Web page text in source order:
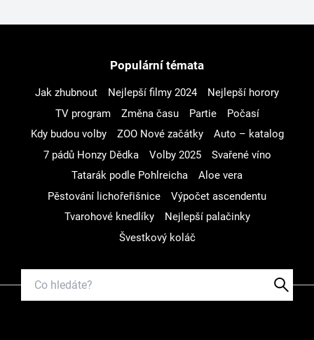
Populární témata
Jak zhubnout Nejlepší filmy 2024
Nejlepší horory
TV program
Změna času Partie
Počasí
Kdy budou volby
ZOO Nové začátky
Auto – katalog
7 pádů Honzy Dědka
Volby 2025
Svařené víno
Tatarák podle Pohlreicha
Aloe vera
Pěstování lichořeřišnice
Výpočet ascendentu
Tvarohové knedlíky
Nejlepší palačinky
Švestkový koláč